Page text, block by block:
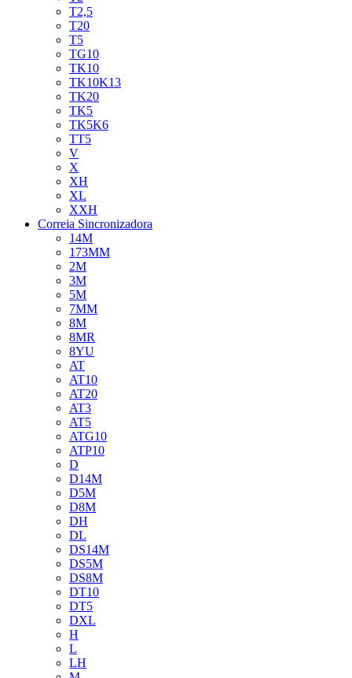
T2,5
T20
T5
TG10
TK10
TK10K13
TK20
TK5
TK5K6
TT5
V
X
XH
XL
XXH
Correia Sincronizadora
14M
173MM
2M
3M
5M
7MM
8M
8MR
8YU
AT
AT10
AT20
AT3
AT5
ATG10
ATP10
D
D14M
D5M
D8M
DH
DL
DS14M
DS5M
DS8M
DT10
DT5
DXL
H
L
LH